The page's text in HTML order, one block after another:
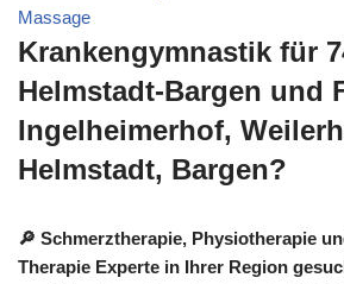
Massage
Krankengymnastik für
Helmstadt-Bargen und
Ingelheimerhof,
Helmstadt, Bargen?
🔎 Schmerztherapie, Physiotherapie
Therapie Experte in Ihrer Region